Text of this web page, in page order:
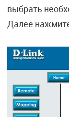
выбрать
Далее